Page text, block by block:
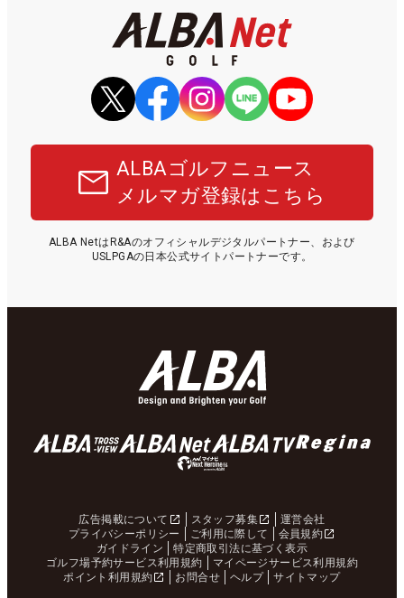
ALBAゴルフニュース
メルマガ登録はこちら
ALBA NetはR&Aのオフィシャルデジタルパートナー、および
USLPGAの日本公式サイトパートナーです。
広告掲載について スタッフ募集
運営会社
プライバシーポリシー
ご利用に際して
会員規約
ガイドライン
特定商取引法に基づく表示
ゴルフ場予約サービス利用規約
マイページサービス利用規約
ポイント利用規約
お問合せ ヘルプ サイトマップ